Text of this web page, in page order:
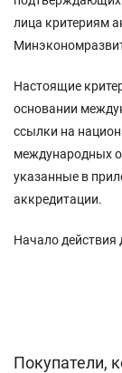
лица критериям
Настоящие
основании
ссылки на
международных
указанные в
аккредитации.
Начало действия
Покупатели,